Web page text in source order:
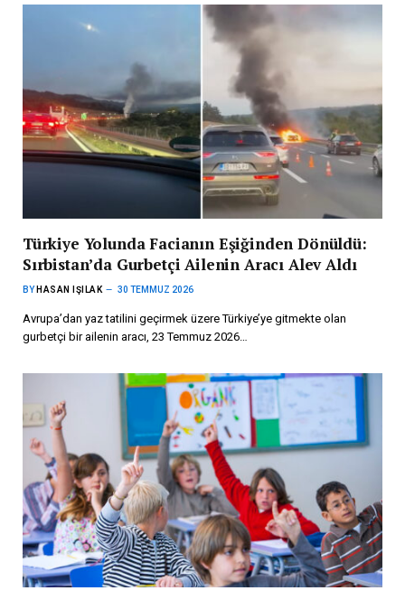
Türkiye Yolunda Facianın Eşiğinden Dönüldü:
Sırbistan’da Gurbetçi Ailenin Aracı Alev Aldı
BY HASAN IŞILAK 30 TEMMUZ 2026
Avrupa’dan yaz tatilini geçirmek üzere Türkiye’ye gitmekte olan
gurbetçi bir ailenin aracı, 23 Temmuz 2026…